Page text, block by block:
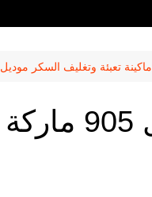
ماكينة تعبئة وتغليف السكر موديل 905 ماركة المهندس منسى
ماكينة تعبئة وتغليف السكر موديل 905 ماركة